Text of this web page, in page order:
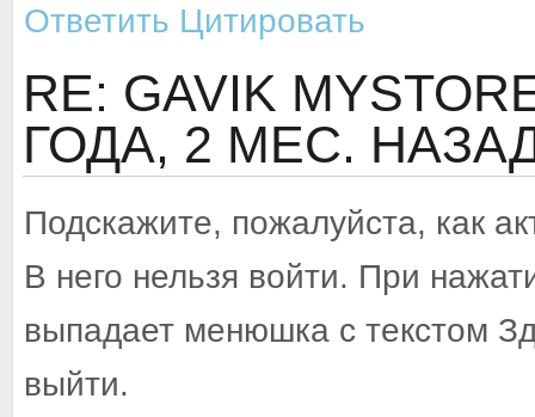
Ответить Цитировать
RE: GAVIK
ГОДА, 2 МЕС.
Подскажите, пожалуйста, как
В него нельзя войти. При
выпадает менюшка с текстом
выйти.